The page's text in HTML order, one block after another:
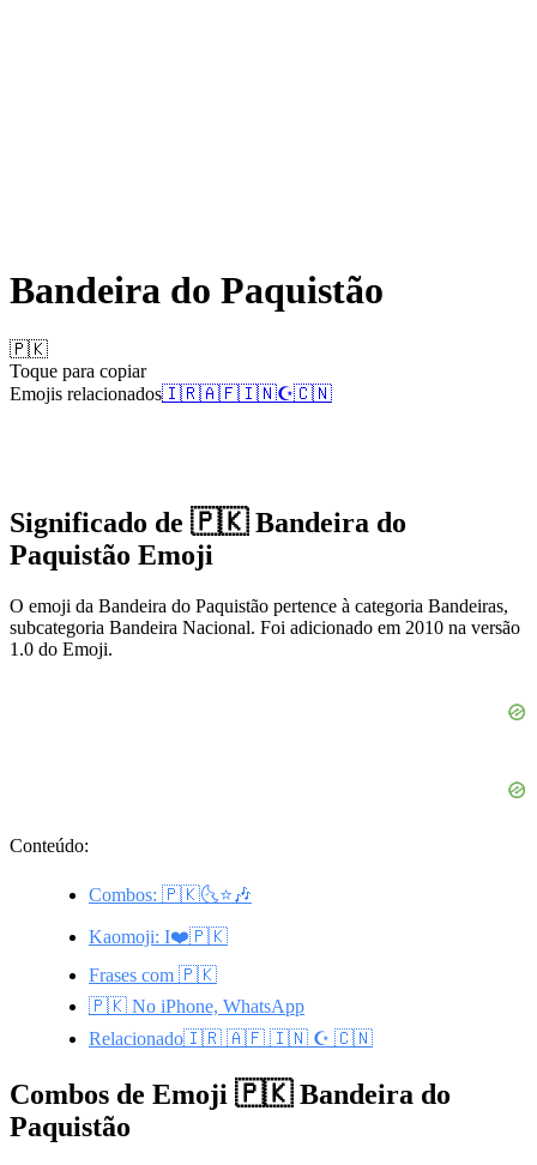
Bandeira do Paquistão
🇵🇰
Toque para copiar
Emojis relacionados🇮🇷🇦🇫🇮🇳☪️🇨🇳
Significado de 🇵🇰 Bandeira do
Paquistão Emoji
O emoji da Bandeira do Paquistão pertence à categoria Bandeiras,
subcategoria Bandeira Nacional. Foi adicionado em 2010 na versão
1.0 do Emoji.
Conteúdo:
Combos: 🇵🇰🌜⭐🎶
Kaomoji: I❤️🇵🇰
Frases com 🇵🇰
🇵🇰 No iPhone, WhatsApp
Relacionado🇮🇷 🇦🇫 🇮🇳 ☪️ 🇨🇳
Combos de Emoji 🇵🇰 Bandeira do
Paquistão